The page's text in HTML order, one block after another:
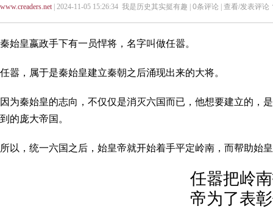
www.creaders.net| 2024-11-05 15:26:34 我是历史其实挺有趣 | 0条评论 | 查看/发表评论
秦始皇嬴政手下有一员悍将，名字叫做任嚣。
任嚣，属于是秦始皇建立秦朝之后涌现出来的大将。
因为秦始皇的志向，不仅仅是消灭六国而已，他想要建立的，
到的庞大帝国。
所以，统一六国之后，始皇帝就开始着手平定岭南，而帮助始
任嚣把岭
帝为了表